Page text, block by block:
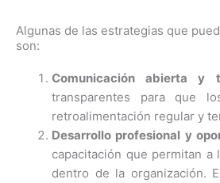
Algunas de las estrategias que
son:
Comunicación abierta y
transparentes para que
retroalimentación regular y
Desarrollo profesional y
capacitación que permitan
dentro de la organización.